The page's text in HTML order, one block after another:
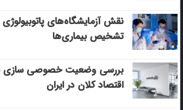
نقش آزمایشگاه‌های
تشخیص بیماری‌ها
بررسی وضعیت خصوصی سازی
اقتصاد کلان در ایران